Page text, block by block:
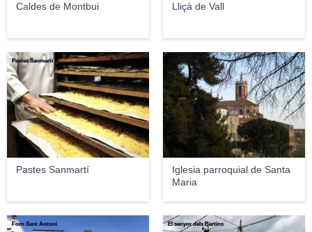
Caldes de Montbui Lliçà de Vall
Pastes Sanmartí
Pastes Sanmartí
Iglesia parroquial de Santa
Maria
Vulcano
Forn Sant Antoni El senyor dels Bertins